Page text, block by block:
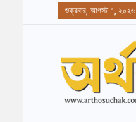
শুক্রবার, আগস্ট ৭, ২০২৬